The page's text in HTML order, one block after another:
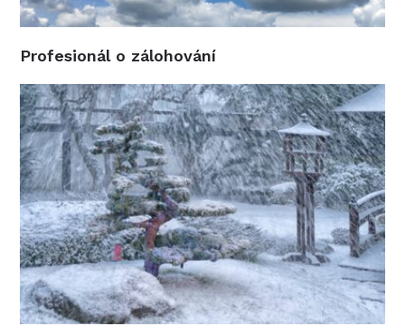
Profesionál o zálohování